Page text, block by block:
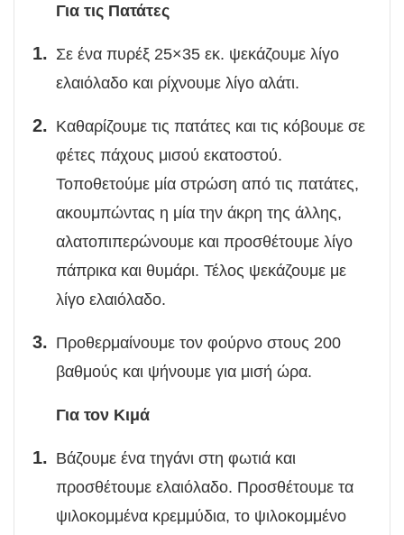
Για τις Πατάτες
Σε ένα πυρέξ 25×35 εκ. ψεκάζουμε λίγο
ελαιόλαδο και ρίχνουμε λίγο αλάτι.
Καθαρίζουμε τις πατάτες και τις κόβουμε σε
φέτες πάχους μισού εκατοστού.
Τοποθετούμε μία στρώση από τις πατάτες,
ακουμπώντας η μία την άκρη της άλλης,
αλατοπιπερώνουμε και προσθέτουμε λίγο
πάπρικα και θυμάρι. Τέλος ψεκάζουμε με
λίγο ελαιόλαδο.
Προθερμαίνουμε τον φούρνο στους 200
βαθμούς και ψήνουμε για μισή ώρα.
Για τον Κιμά
Βάζουμε ένα τηγάνι στη φωτιά και
προσθέτουμε ελαιόλαδο. Προσθέτουμε τα
ψιλοκομμένα κρεμμύδια, το ψιλοκομμένο